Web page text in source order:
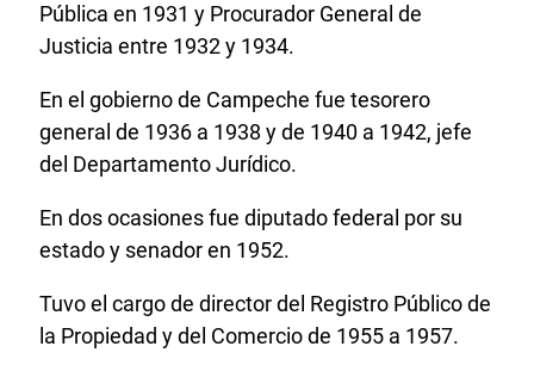
Pública en 1931 y Procurador General de
Justicia entre 1932 y 1934.
En el gobierno de Campeche fue tesorero
general de 1936 a 1938 y de 1940 a 1942, jefe
del Departamento Jurídico.
En dos ocasiones fue diputado federal por su
estado y senador en 1952.
Tuvo el cargo de director del Registro Público de
la Propiedad y del Comercio de 1955 a 1957.